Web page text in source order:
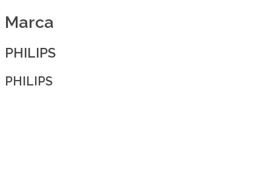
Marca
PHILIPS
PHILIPS